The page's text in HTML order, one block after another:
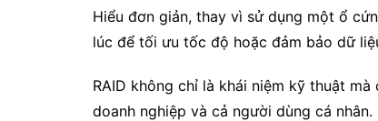
Hiểu đơn giản, thay vì sử dụng một ổ
lúc để tối ưu tốc độ hoặc đảm bảo dữ
RAID không chỉ là khái niệm kỹ thuật
doanh nghiệp và cả người dùng cá nhân.